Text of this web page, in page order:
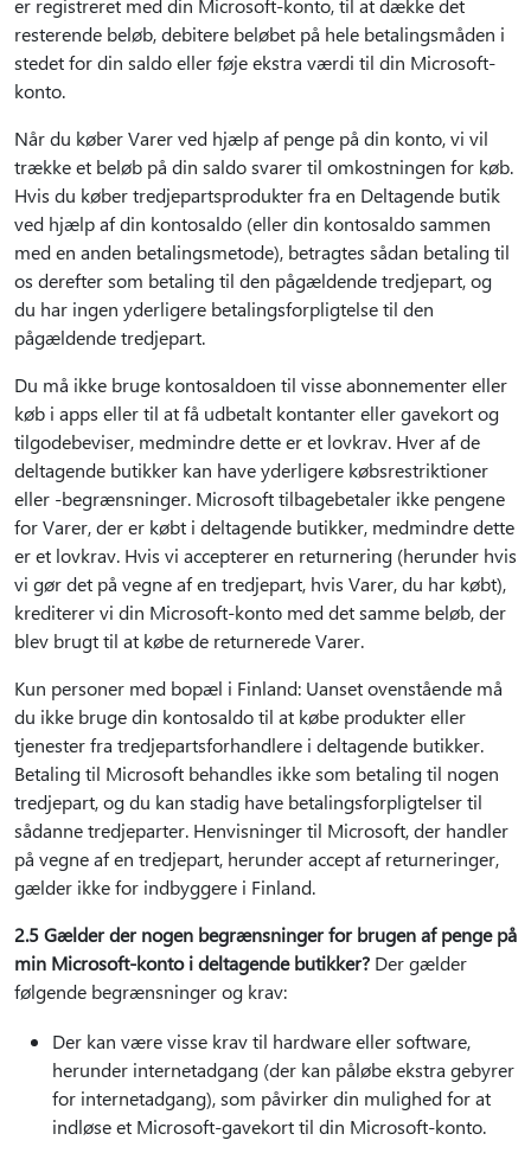
er registreret med din Microsoft-konto, til at dække det
resterende beløb, debitere beløbet på hele betalingsmåden i
stedet for din saldo eller føje ekstra værdi til din Microsoft-
konto.
Når du køber Varer ved hjælp af penge på din konto, vi vil
trække et beløb på din saldo svarer til omkostningen for køb.
Hvis du køber tredjepartsprodukter fra en Deltagende butik
ved hjælp af din kontosaldo (eller din kontosaldo sammen
med en anden betalingsmetode), betragtes sådan betaling til
os derefter som betaling til den pågældende tredjepart, og
du har ingen yderligere betalingsforpligtelse til den
pågældende tredjepart.
Du må ikke bruge kontosaldoen til visse abonnementer eller
køb i apps eller til at få udbetalt kontanter eller gavekort og
tilgodebeviser, medmindre dette er et lovkrav. Hver af de
deltagende butikker kan have yderligere købsrestriktioner
eller -begrænsninger. Microsoft tilbagebetaler ikke pengene
for Varer, der er købt i deltagende butikker, medmindre dette
er et lovkrav. Hvis vi accepterer en returnering (herunder hvis
vi gør det på vegne af en tredjepart, hvis Varer, du har købt),
krediterer vi din Microsoft-konto med det samme beløb, der
blev brugt til at købe de returnerede Varer.
Kun personer med bopæl i Finland: Uanset ovenstående må
du ikke bruge din kontosaldo til at købe produkter eller
tjenester fra tredjepartsforhandlere i deltagende butikker.
Betaling til Microsoft behandles ikke som betaling til nogen
tredjepart, og du kan stadig have betalingsforpligtelser til
sådanne tredjeparter. Henvisninger til Microsoft, der handler
på vegne af en tredjepart, herunder accept af returneringer,
gælder ikke for indbyggere i Finland.
2.5 Gælder der nogen begrænsninger for brugen af penge på
min Microsoft-konto i deltagende butikker? Der gælder
følgende begrænsninger og krav:
Der kan være visse krav til hardware eller software,
herunder internetadgang (der kan påløbe ekstra gebyrer
for internetadgang), som påvirker din mulighed for at
indløse et Microsoft-gavekort til din Microsoft-konto.